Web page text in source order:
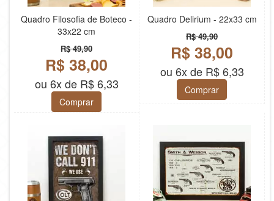
Quadro Filosofia de Boteco -
33x22 cm
R$ 49,90
R$ 38,00
ou 6x de R$ 6,33
Comprar
Quadro Delirium - 22x33 cm
R$ 49,90
R$ 38,00
ou 6x de R$ 6,33
Comprar